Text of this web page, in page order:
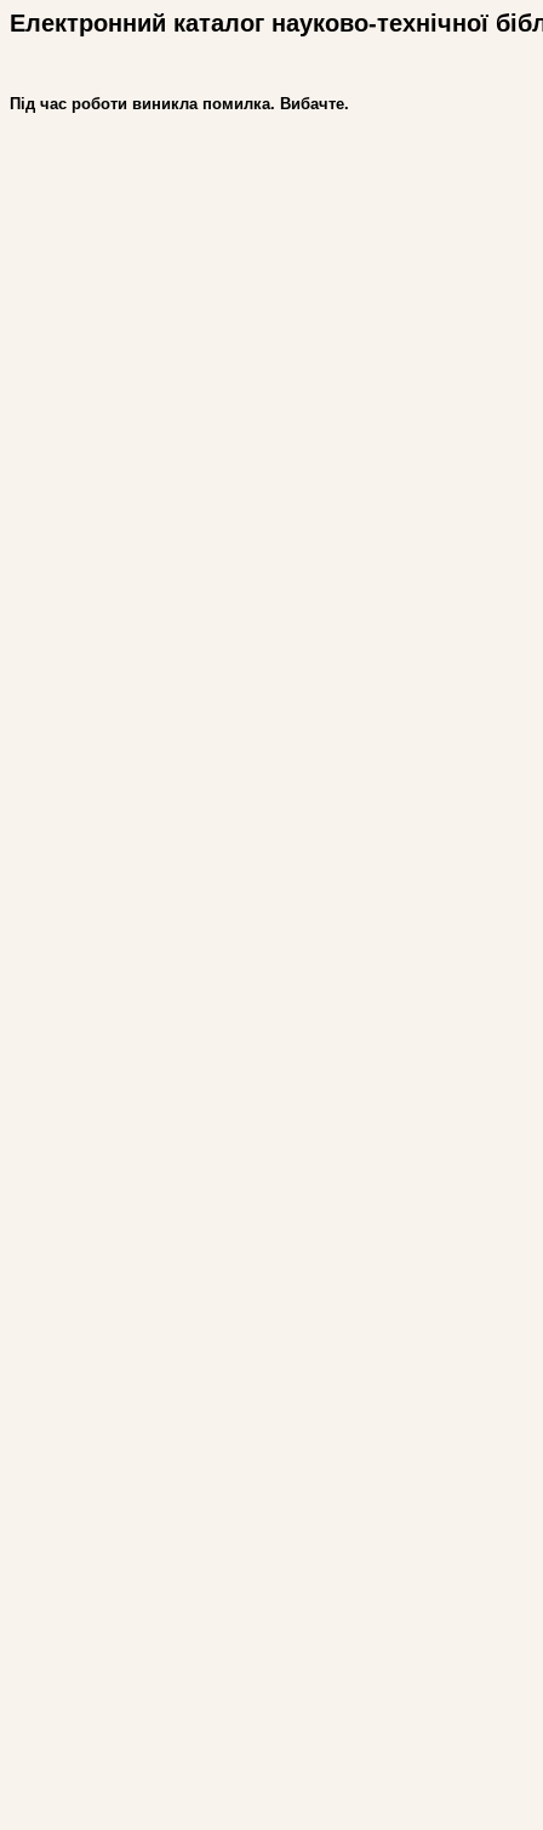
Електронний каталог науково-технічної
Під час роботи виникла помилка. Вибачте.